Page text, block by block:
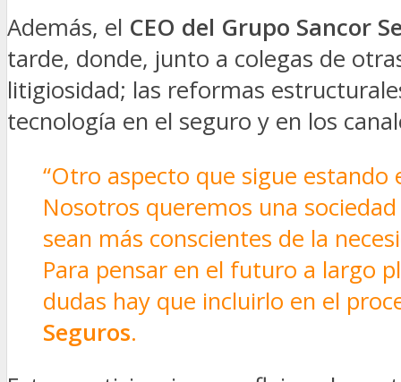
Además, el CEO del Grupo Sancor
tarde, donde, junto a colegas de
litigiosidad; las reformas
tecnología en el seguro y en los
“Otro aspecto que sigue
Nosotros queremos una
sean más conscientes de la
Para pensar en el futuro a largo
dudas hay que incluirlo en el
Seguros.